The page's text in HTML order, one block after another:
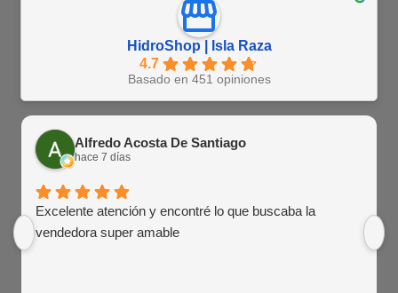
HidroShop | Isla Raza
4.7
Basado en 451 opiniones
Alfredo Acosta De Santiago
hace 7 días
Excelente atención y encontré lo que buscaba la
vendedora super amable